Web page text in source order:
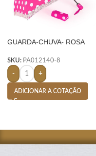
GUARDA-CHUVA- ROSA
SKU: PA012140-8
- +
ADICIONAR A COTAÇÃO